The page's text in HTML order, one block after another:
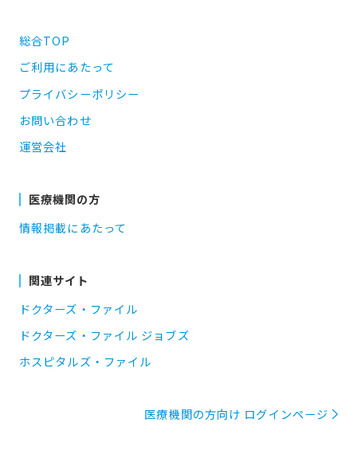
総合TOP
ご利用にあたって
プライバシーポリシー
お問い合わせ
運営会社
医療機関の方
情報掲載にあたって
関連サイト
ドクターズ・ファイル
ドクターズ・ファイル ジョブズ
ホスピタルズ・ファイル
医療機関の方向け ログインページ